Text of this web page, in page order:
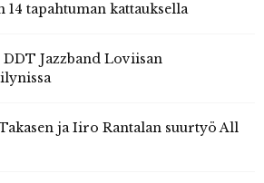
14 tapahtuman kattauksella
Jazzband Loviisan
ja Iiro Rantalan suurtyö All